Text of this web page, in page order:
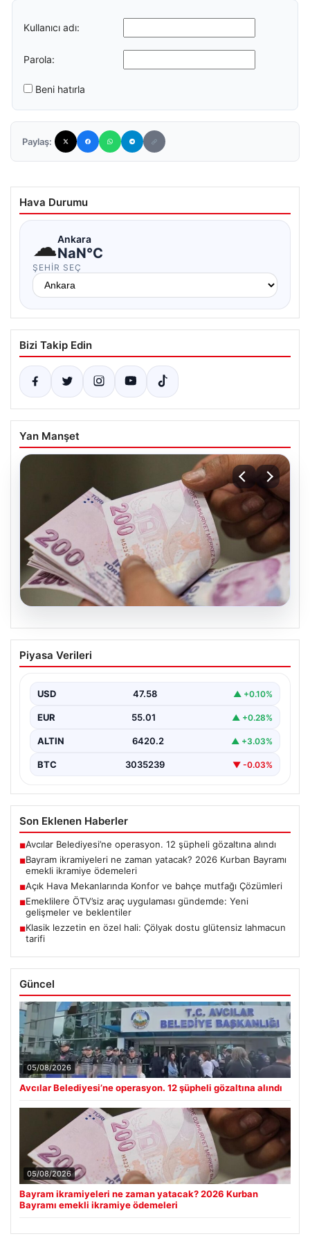
Kullanıcı adı:
Parola:
Beni hatırla
Paylaş:
Hava Durumu
☁Ankara
NaN°C
ŞEHIR SEÇ
Bizi Takip Edin
Yan Manşet
05.08.2026
Bayram ikramiyeleri ne zaman yatacak?
2026 Kurban Bayramı emekli ikramiye
Piyasa Verileri
USD 47.58 ▲ +0.10%
EUR 55.01 ▲ +0.28%
ALTIN 6420.2 ▲ +3.03%
BTC 3035239 ▼ -0.03%
Son Eklenen Haberler
■Avcılar Belediyesi’ne operasyon. 12 şüpheli gözaltına alındı
■Bayram ikramiyeleri ne zaman yatacak? 2026 Kurban Bayramı
emekli ikramiye ödemeleri
■Açık Hava Mekanlarında Konfor ve bahçe mutfağı Çözümleri
■Emeklilere ÖTV’siz araç uygulaması gündemde: Yeni
gelişmeler ve beklentiler
■Klasik lezzetin en özel hali: Çölyak dostu glütensiz lahmacun
tarifi
Güncel
05/08/2026
Avcılar Belediyesi’ne operasyon. 12 şüpheli gözaltına alındı
05/08/2026
Bayram ikramiyeleri ne zaman yatacak? 2026 Kurban
Bayramı emekli ikramiye ödemeleri